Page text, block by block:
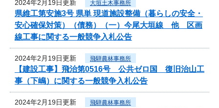
2024年2月19日更新 大垣土木事務所
県維工第安施3号 県単 現道施設整備（暮らしの安全・
安心確保対策）（債務）（一）今尾大垣線 他 区画
線工事に関する一般競争入札公告
2024年2月19日更新 飛騨農林事務所
【建設工事】飛治第0516号 公共ゼロ国 復旧治山工
事（下嶋）に関する一般競争入札公告
2024年2月19日更新 飛騨農林事務所